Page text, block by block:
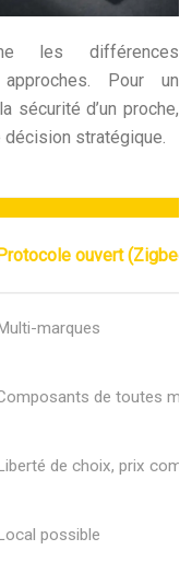
les différences
Pour un
sécurité d’un proche,
stratégique.
ouvert
marques
de toutes
de choix, prix
possible